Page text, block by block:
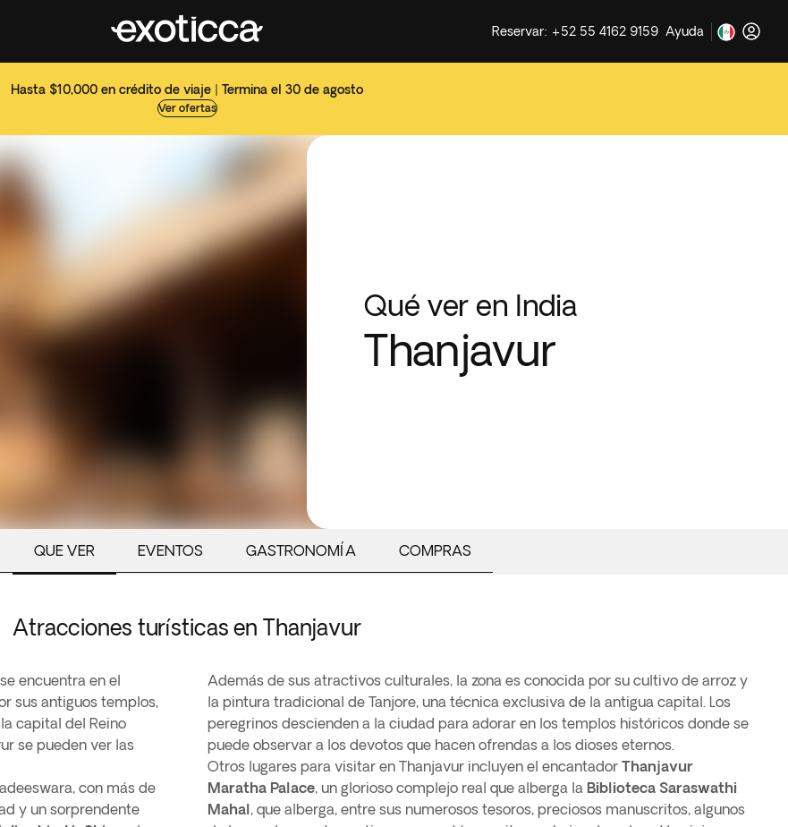
Hasta $10,000 en crédito de viaje | Termina el 30 de agosto
Ver ofertas
Reservar: +52 55 4162 9159 Ayuda
Qué ver en India
Thanjavur
QUE VER EVENTOS GASTRONOMÍA COMPRAS
Atracciones turísticas en Thanjavur
se encuentra en el
sus antiguos templos,
capital del Reino
se pueden ver las
con más de
y un sorprendente
Además de sus atractivos culturales, la zona es conocida por su cultivo de arroz y
la pintura tradicional de Tanjore, una técnica exclusiva de la antigua capital. Los
peregrinos descienden a la ciudad para adorar en los templos históricos donde se
puede observar a los devotos que hacen ofrendas a los dioses eternos.
Otros lugares para visitar en Thanjavur incluyen el encantador Thanjavur
Maratha Palace, un glorioso complejo real que alberga la Biblioteca Saraswathi
Mahal, que alberga, entre sus numerosos tesoros, preciosos manuscritos, algunos